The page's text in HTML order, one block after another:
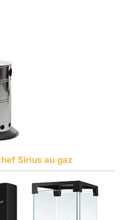
Sirius au gaz